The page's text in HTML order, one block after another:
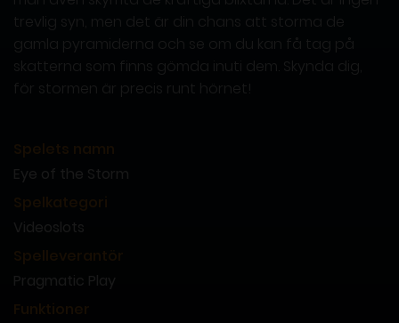
trevlig syn, men det är din chans att storma de
gamla pyramiderna och se om du kan få tag på
skatterna som finns gömda inuti dem. Skynda dig,
för stormen är precis runt hörnet!
Eye of the Storm
Videoslots
Pragmatic Play